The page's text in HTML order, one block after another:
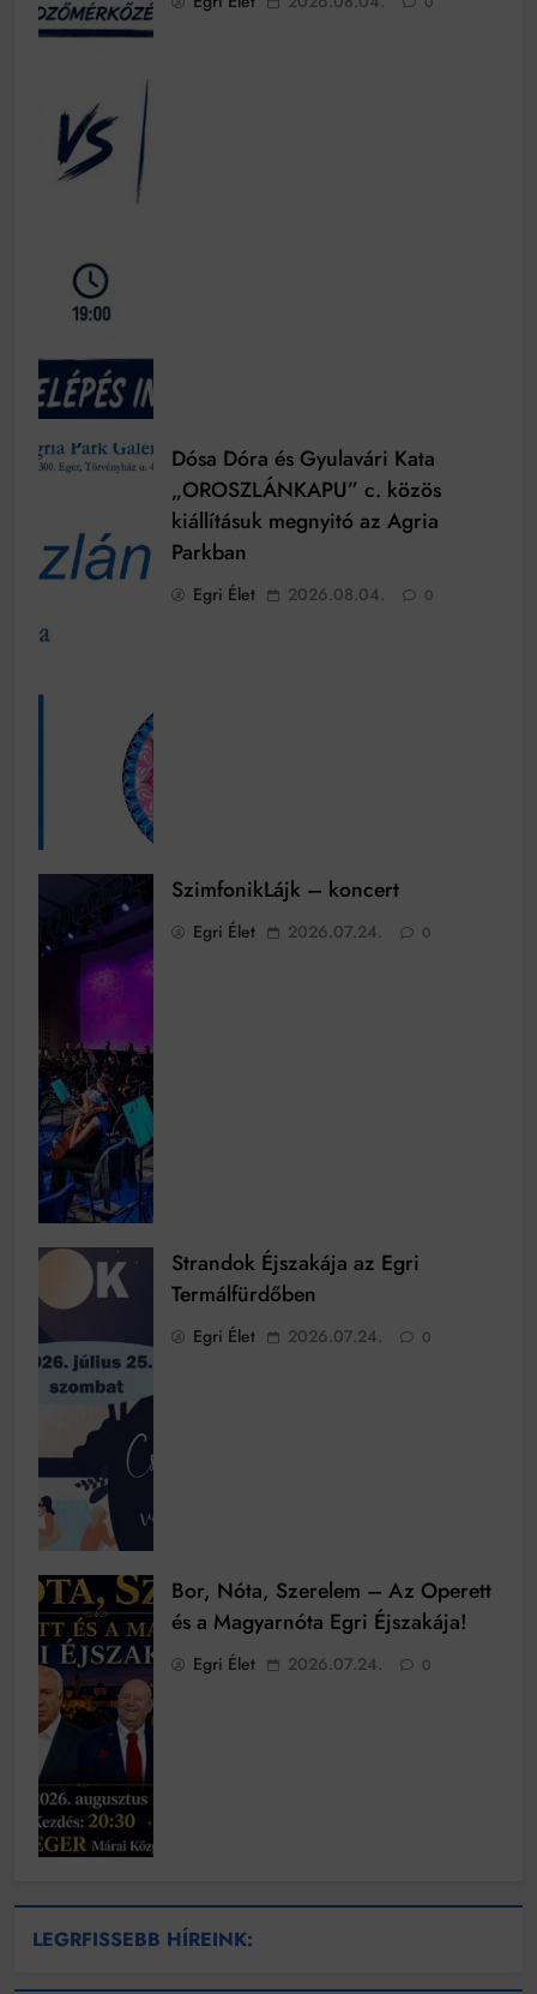
Dósa Dóra és Gyulavári Kata
„OROSZLÁNKAPU” c. közös
kiállításuk megnyitó az Agria
Parkban
Egri Élet 2026.08.04. 0
SzimfonikLájk – koncert
Egri Élet 2026.07.24. 0
Strandok Éjszakája az Egri
Termálfürdőben
Egri Élet 2026.07.24. 0
Bor, Nóta, Szerelem – Az Operett
és a Magyarnóta Egri Éjszakája!
Egri Élet 2026.07.24. 0
LEGRFISSEBB HÍREINK: